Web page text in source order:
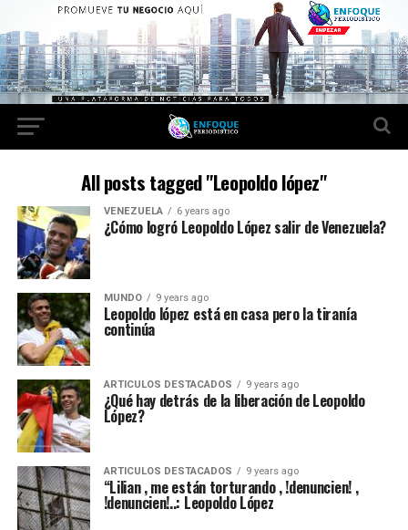
All posts tagged "Leopoldo lópez"
VENEZUELA 6 years ago
¿Cómo logró Leopoldo López salir de Venezuela?
MUNDO 9 years ago
Leopoldo lópez está en casa pero la tiranía
continúa
ARTICULOS DESTACADOS 9 years ago
¿Qué hay detrás de la liberación de Leopoldo
López?
ARTICULOS DESTACADOS 9 years ago
“Lilian , me están torturando , !denuncien! ,
!denuncien!..: Leopoldo López